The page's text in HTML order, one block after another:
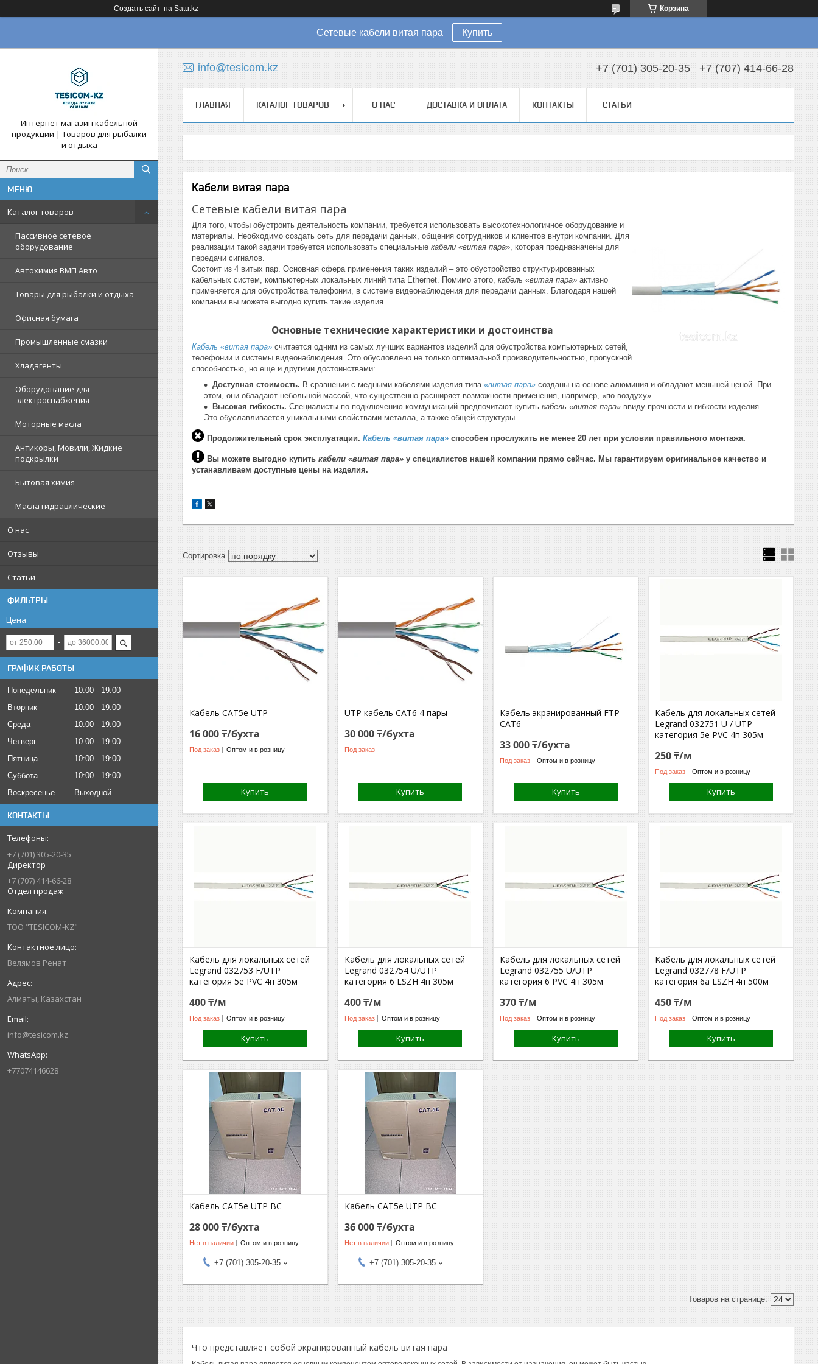
Создать сайт на Satu.kz Корзина
Сетевые кабели витая пара Купить
Интернет магазин кабельной
продукции | Товаров для рыбалки
и отдыха
Каталог товаров
Пассивное сетевое
оборудование
Автохимия ВМП Авто
Товары для рыбалки и отдыха
Офисная бумага
Промышленные смазки
Хладагенты
Оборудование для
электроснабжения
Моторные масла
Антикоры, Мовили, Жидкие
подкрылки
Бытовая химия
Масла гидравлические
О нас
Отзывы
Статьи
ФИЛЬТРЫ
Цена
ГРАФИК РАБОТЫ
Понедельник 10:00
19:00
Вторник
10:00
19:00
Среда
10:00
19:00
Четверг
10:00
19:00
Пятница
10:00
19:00
Суббота
10:00
19:00
Воскресенье
Выходной
КОНТАКТЫ
+7 (701) 305-20-35
Директор
+7 (707) 414-66-28
Отдел продаж
ТОО "TESICOM-KZ"
Велямов Ренат
Алматы, Казахстан
info@tesicom.kz
+77074146628
info@tesicom.kz +7 (701) 305-20-35 +7 (707) 414-66-28
ГЛАВНАЯ КАТАЛОГ ТОВАРОВ О НАС ДОСТАВКА И ОПЛАТА КОНТАКТЫ СТАТЬИ
Кабели витая пара
Сетевые кабели витая пара
Для того, чтобы обустроить деятельность компании, требуется использовать высокотехнологичное оборудование и
материалы. Необходимо создать сеть для передачи данных, общения сотрудников и клиентов внутри компании. Для
реализации такой задачи требуется использовать специальные кабели «витая пара», которая предназначены для
передачи сигналов.
Состоит из 4 витых пар. Основная сфера применения таких изделий – это обустройство структурированных
кабельных систем, компьютерных локальных линий типа Ethernet. Помимо этого, кабель «витая пара» активно
применяется для обустройства телефонии, в системе видеонаблюдения для передачи данных. Благодаря нашей
компании вы можете выгодно купить такие изделия.
Основные технические характеристики и достоинства
Кабель «витая пара» считается одним из самых лучших вариантов изделий для обустройства компьютерных сетей,
телефонии и системы видеонаблюдения. Это обусловлено не только оптимальной производительностью, пропускной
способностью, но еще и другими достоинствами:
Доступная стоимость. В сравнении с медными кабелями изделия типа «витая пара» созданы на основе алюминия и обладают меньшей ценой. При
этом, они обладают небольшой массой, что существенно расширяет возможности применения, например, «по воздуху».
Высокая гибкость. Специалисты по подключению коммуникаций предпочитают купить кабель «витая пара» ввиду прочности и гибкости изделия.
Это обуславливается уникальными свойствами металла, а также общей структуры.
Продолжительный срок эксплуатации. Кабель «витая пара» способен прослужить не менее 20 лет при условии правильного монтажа.
Вы можете выгодно купить кабели «витая пара» у специалистов нашей компании прямо сейчас. Мы гарантируем оригинальное качество и
устанавливаем доступные цены на изделия.
Кабель CAT5e UTP
16 000 ₸/бухта
Под заказ Оптом и в розницу
Купить
UTP кабель CAT6 4 пары
30 000 ₸/бухта
Под заказ
Купить
Кабель экранированный FTP
CAT6
33 000 ₸/бухта
Под заказ Оптом и в розницу
Купить
Кабель для локальных сетей
Legrand 032751 U / UTP
категория 5е PVC 4п 305м
250 ₸/м
Под заказ Оптом и в розницу
Купить
Кабель для локальных сетей
Legrand 032753 F/UTP
категория 5е PVC 4п 305м
400 ₸/м
Под заказ Оптом и в розницу
Купить
Кабель для локальных сетей
Legrand 032754 U/UTP
категория 6 LSZH 4п 305м
400 ₸/м
Под заказ Оптом и в розницу
Купить
Кабель для локальных сетей
Legrand 032755 U/UTP
категория 6 PVC 4п 305м
370 ₸/м
Под заказ Оптом и в розницу
Купить
Кабель для локальных сетей
Legrand 032778 F/UTP
категория 6а LSZH 4п 500м
450 ₸/м
Под заказ Оптом и в розницу
Купить
Кабель CAT5e UTP BC
28 000 ₸/бухта
Нет в наличии Оптом и в розницу
+7 (701) 305-20-35
Кабель CAT5e UTP BC
36 000 ₸/бухта
Нет в наличии Оптом и в розницу
+7 (701) 305-20-35
Что представляет собой экранированный кабель витая пара